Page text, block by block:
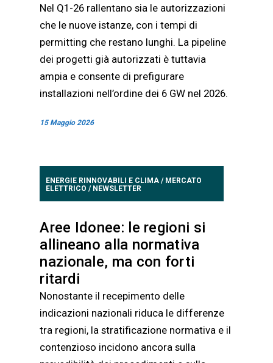
Nel Q1-26 rallentano sia le autorizzazioni
che le nuove istanze, con i tempi di
permitting che restano lunghi. La pipeline
dei progetti già autorizzati è tuttavia
ampia e consente di prefigurare
installazioni nell’ordine dei 6 GW nel 2026.
15 Maggio 2026
ENERGIE RINNOVABILI E CLIMA / MERCATO
ELETTRICO / NEWSLETTER
Aree Idonee: le regioni si
allineano alla normativa
nazionale, ma con forti
ritardi
Nonostante il recepimento delle
indicazioni nazionali riduca le differenze
tra regioni, la stratificazione normativa e il
contenzioso incidono ancora sulla